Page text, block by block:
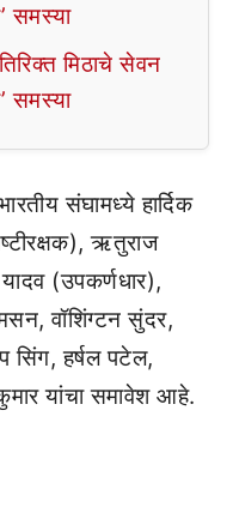
समस्या
मिठाचे सेवन
समस्या
संघामध्ये हार्दिक
ऋतुराज
(उपकर्णधार),
वॉशिंग्टन सुंदर,
सिंग, हर्षल पटेल,
यांचा समावेश आहे.